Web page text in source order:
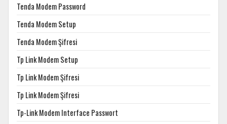
Tenda Modem Password
Tenda Modem Setup
Tenda Modem Şifresi
Tp Link Modem Setup
Tp Link Modem Şifresi
Tp Link Modem Şifresi
Tp-Link Modem Interface Passwort